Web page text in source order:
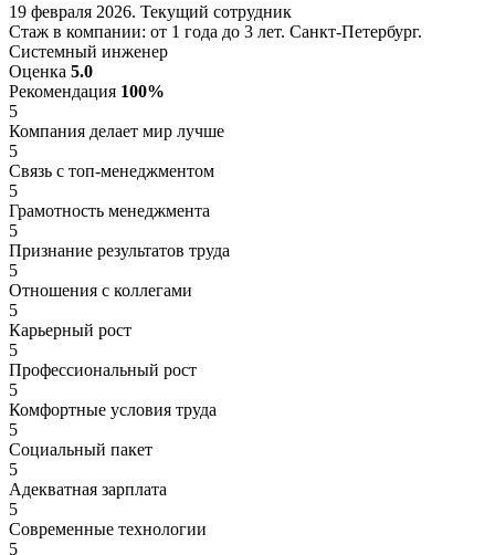
19 февраля 2026. Текущий сотрудник
Стаж в компании: от 1 года до 3 лет. Санкт-Петербург.
Системный инженер
Оценка 5.0
Рекомендация 100%
5
Компания делает мир лучше
5
Связь с топ-менеджментом
5
Грамотность менеджмента
5
Признание результатов труда
5
Отношения с коллегами
5
Карьерный рост
5
Профессиональный рост
5
Комфортные условия труда
5
Социальный пакет
5
Адекватная зарплата
5
Современные технологии
5